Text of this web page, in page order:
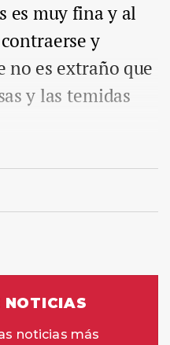
es muy fina y al
y
no es extraño que
y las temidas